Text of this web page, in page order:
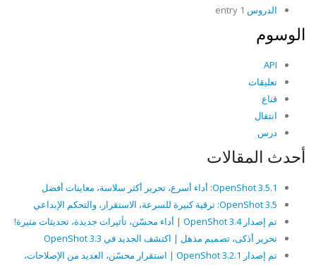
الدروس
الوسوم
API
تعليقات
قناع
انتقال
درس
أحدث المقالات
OpenShot 3.5.1: أداء أسرع، تحرير أكثر سلاسة، معاينات أفضل
OpenShot 3.5: ترقية كبيرة للسرعة، الاستقرار، والتحكم الإبداعي
تم إصدار OpenShot 3.4 | أداء محسّن، تأثيرات جديدة، تحديثات مثيرة!
تحرير أذكى، تصميم مذهل | اكتشف الجديد في OpenShot 3.3
تم إصدار OpenShot 3.2.1 | استقرار محسّن، العديد من الإصلاحات،